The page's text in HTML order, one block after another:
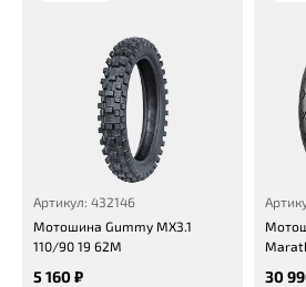
Артикул: 432146
Мотошина Gummy MX3.1
110/90 19 62M
5 160 ₽ 30